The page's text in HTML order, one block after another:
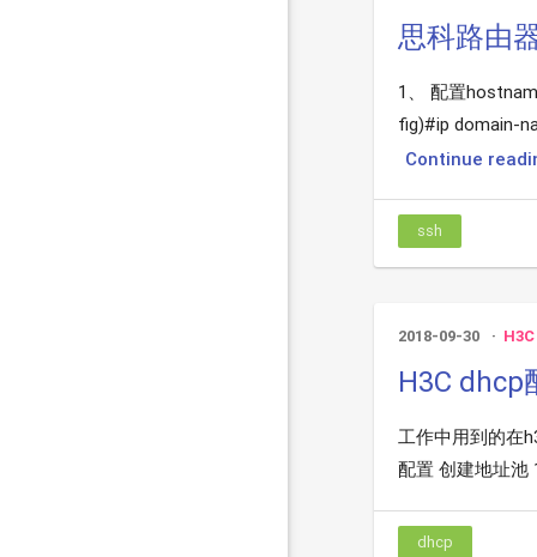
思科路由
1、 配置
fig)#ip domain-
Continue
ssh
2018-09-30 H3C
H3C dhcp
工作中用到的在
配置 创建地址池
dhcp